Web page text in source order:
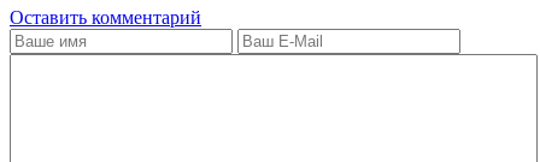
Оставить комментарий